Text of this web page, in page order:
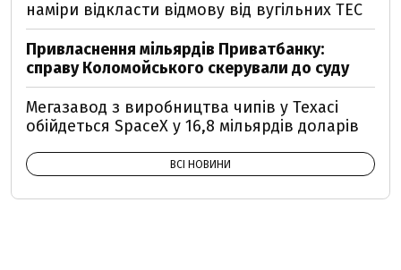
наміри відкласти відмову від вугільних ТЕС
Привласнення мільярдів Приватбанку:
справу Коломойського скерували до суду
Мегазавод з виробництва чипів у Техасі
обійдеться SpaceX у 16,8 мільярдів доларів
ВСІ НОВИНИ